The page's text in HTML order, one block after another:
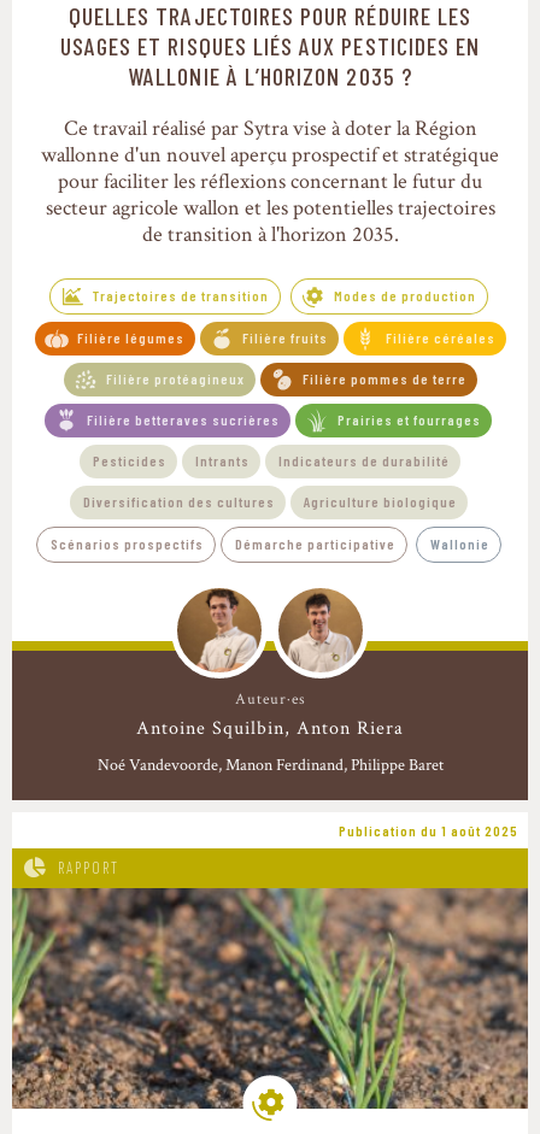
Trajectoires de transition
QUELLES TRAJECTOIRES POUR RÉDUIRE LES
USAGES ET RISQUES LIÉS AUX PESTICIDES EN
WALLONIE À L’HORIZON 2035 ?
Ce travail réalisé par Sytra vise à doter la Région
wallonne d'un nouvel aperçu prospectif et stratégique
pour faciliter les réflexions concernant le futur du
secteur agricole wallon et les potentielles trajectoires
de transition à l'horizon 2035.
Trajectoires de transition Modes de production
Filière légumes Filière fruits Filière céréales
Filière protéagineux Filière pommes de terre
Filière betteraves sucrières Prairies et fourrages
Pesticides Intrants Indicateurs de durabilité
Diversification des cultures Agriculture biologique
Scénarios prospectifs Démarche participative Wallonie
Auteur·es
Antoine Squilbin Anton Riera
Noé Vandevoorde Manon Ferdinand Philippe Baret
Publication du 1 août 2025
RAPPORT